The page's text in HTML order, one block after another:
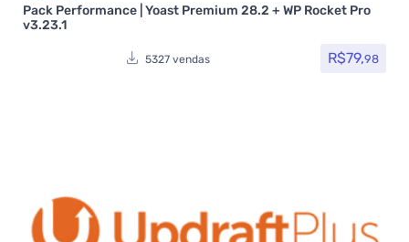
Avaliação
Pack Performance | Yoast Premium 28.2 + WP Rocket Pro
v3.23.1
5327 vendas R$79,98